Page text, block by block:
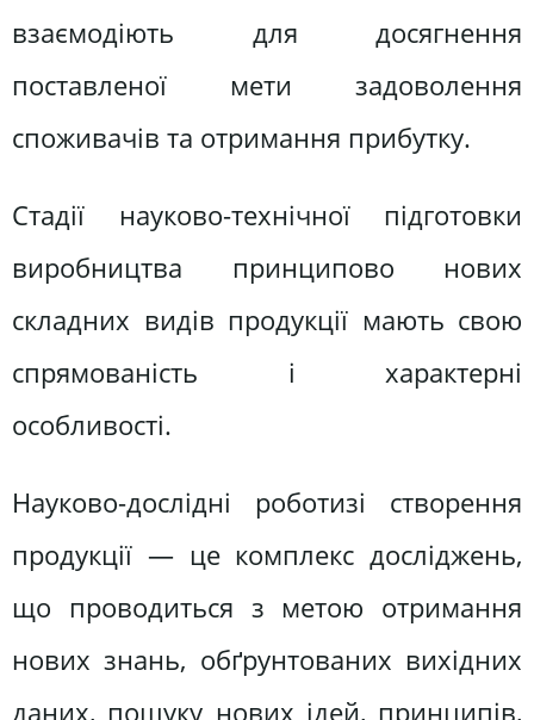
взаємодіють для досягнення
поставленої мети задоволення
споживачів та отримання прибутку.
Стадії науково-технічної підготовки
виробництва принципово нових
складних видів продукції мають свою
спрямованість і характерні
особливості.
Науково-дослідні роботизі створення
продукції — це комплекс досліджень,
що проводиться з метою отримання
нових знань, обґрунтованих вихідних